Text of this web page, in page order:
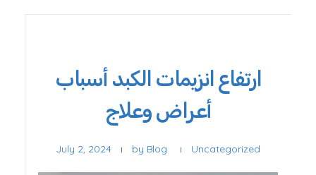
ارتفاع انزيمات الكبد أسباب
أعراض وعلاج
July 2, 2024 by Blog Uncategorized